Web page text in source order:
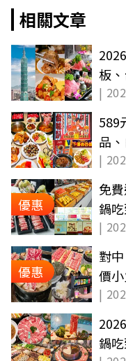
相關文章
板
廳！
|
589
品
無
|
優惠
免
鍋
無
|
優惠
對
價
吃
|
鍋